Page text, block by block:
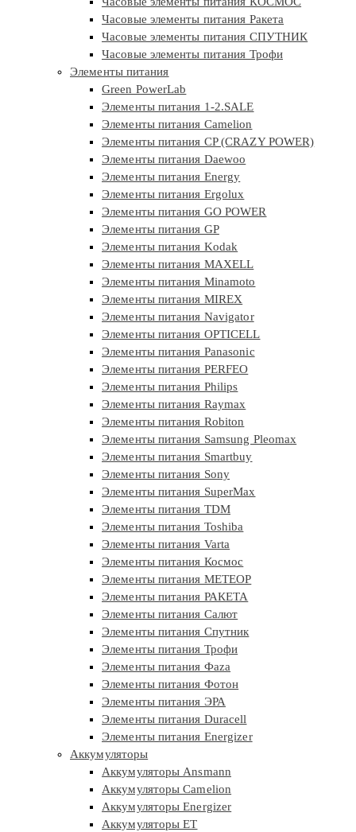
Часовые элементы питания Ракета
Часовые элементы питания СПУТНИК
Часовые элементы питания Трофи
Элементы питания
Green PowerLab
Элементы питания 1-2.SALE
Элементы питания Camelion
Элементы питания CP (CRAZY POWER)
Элементы питания Daewoo
Элементы питания Energy
Элементы питания Ergolux
Элементы питания GO POWER
Элементы питания GP
Элементы питания Kodak
Элементы питания MAXELL
Элементы питания Minamoto
Элементы питания MIREX
Элементы питания Navigator
Элементы питания OPTICELL
Элементы питания Panasonic
Элементы питания PERFEO
Элементы питания Philips
Элементы питания Raymax
Элементы питания Robiton
Элементы питания Samsung Pleomax
Элементы питания Smartbuy
Элементы питания Sony
Элементы питания SuperMax
Элементы питания TDM
Элементы питания Toshiba
Элементы питания Varta
Элементы питания Космос
Элементы питания МЕТЕОР
Элементы питания РАКЕТА
Элементы питания Салют
Элементы питания Спутник
Элементы питания Трофи
Элементы питания Фaza
Элементы питания Фотон
Элементы питания ЭРА
Элементы питания Duracell
Элементы питания Energizer
Аккумуляторы
Аккумуляторы Ansmann
Аккумуляторы Camelion
Аккумуляторы Energizer
Аккумуляторы ET